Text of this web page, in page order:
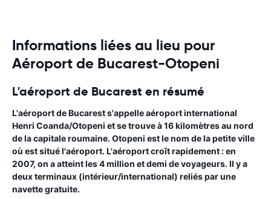
Informations liées au lieu pour
Aéroport de Bucarest-Otopeni
L'aéroport de Bucarest en résumé
L'aéroport de Bucarests'appelle aéroport international
Henri Coanda/Otopeni et se trouve à 16 kilomètres au nord
de lacapitale roumaine. Otopeni est le nom de la petite ville
où est situé l'aéroport. L'aéroport croît rapidement : en
2007, on a atteint les 4 million et demi de voyageurs. Il y a
deux terminaux (intérieur/international) reliés par une
navette gratuite.